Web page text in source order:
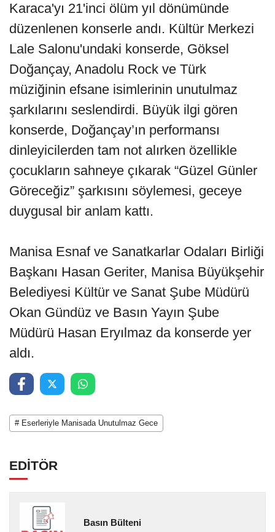
Karaca'yı 21'inci ölüm yıl dönümünde
düzenlenen konserle andı. Kültür Merkezi
Lale Salonu'undaki konserde, Göksel
Doğançay, Anadolu Rock ve Türk
müziğinin efsane isimlerinin unutulmaz
şarkılarını seslendirdi. Büyük ilgi gören
konserde, Doğançay’ın performansı
dinleyicilerden tam not alırken özellikle
çocukların sahneye çıkarak “Güzel Günler
Göreceğiz” şarkısını söylemesi, geceye
duygusal bir anlam kattı.
Manisa Esnaf ve Sanatkarlar Odaları Birliği
Başkanı Hasan Geriter, Manisa Büyükşehir
Belediyesi Kültür ve Sanat Şube Müdürü
Okan Gündüz ve Basın Yayın Şube
Müdürü Hasan Eryılmaz da konserde yer
aldı.
# Eserleriyle Manisada Unutulmaz Gece
EDİTÖR
Basın Bülteni